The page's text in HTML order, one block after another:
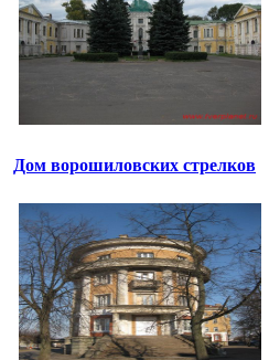
Дом ворошиловских стрелков